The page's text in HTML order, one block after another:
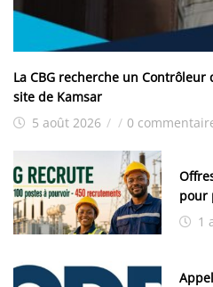
La CBG recherche un Contrôleur
site de Kamsar
5 août 2026 / / 0
pour
1